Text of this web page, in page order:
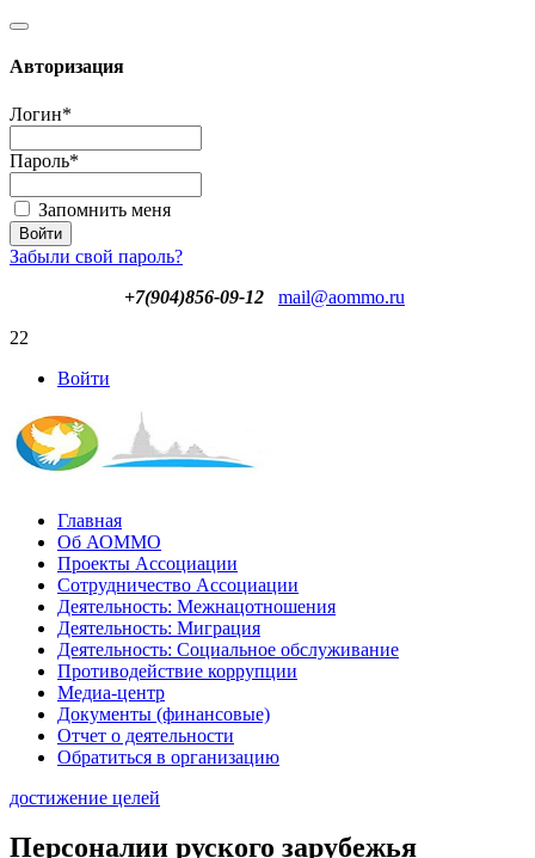
Авторизация
Логин*
Пароль*
Запомнить меня
Забыли свой пароль?
+7(904)856-09-12
mail@aommo.ru
22
Войти
Главная
Об АОММО
Проекты Ассоциации
Сотрудничество Ассоциации
Деятельность: Межнацотношения
Деятельность: Миграция
Деятельность: Социальное обслуживание
Противодействие коррупции
Медиа-центр
Документы (финансовые)
Отчет о деятельности
Обратиться в организацию
достижение целей
Персоналии руского зарубежья